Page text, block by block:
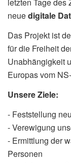
neuedigitale
Das Projekt ist
für die Freiheit
Unabhängigkeit
Europas vom
Unsere Ziele:
- Feststellung
- Verewigung
- Ermittlung der
Personen